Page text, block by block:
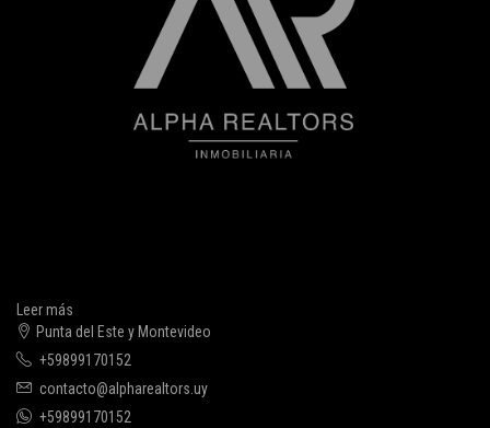
Leer más
Punta del Este y Montevideo
+59899170152
contacto@alpharealtors.uy
+59899170152